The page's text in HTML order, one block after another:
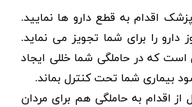
اقدام به قطع دارو ها نمایید.
دارو را برای شما تجویز می نماید.
است که در حاملگی شما خللی ایجاد
بیماری شما تحت کنترل بماند.
از اقدام به حاملگی هم برای مردان